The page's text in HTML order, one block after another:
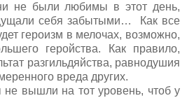
не были любимы в этот день,
себя забытыми… Как все
героизм в мелочах, возможно,
геройства. Как правило,
разгильдяйства, равнодушия
вреда других.
не вышли на тот уровень, чтоб у